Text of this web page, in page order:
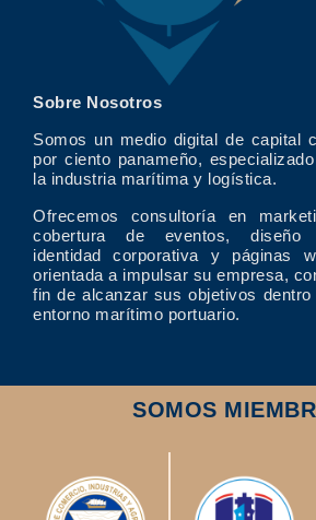
Sobre Nosotros
Somos un medio digital de capital
por ciento panameño,
la industria marítima y logística.
Ofrecemos consultoría en
cobertura de eventos, diseño
identidad corporativa y páginas
orientada a impulsar su empresa,
fin de alcanzar sus objetivos dentro
entorno marítimo portuario.
SOMOS